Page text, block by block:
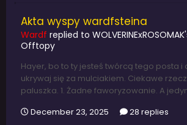
Akta wyspy wardfsteina
Wardf replied to WOLVERINExROSOMAK
Offtopy
Hayer, bo to ty jesteś twórcą tego posta i
ukrywaj się za mulciakiem. Ciekawe
paluszka. 1. Żadne faworyzowanie. A
December 23, 2025
28 replies